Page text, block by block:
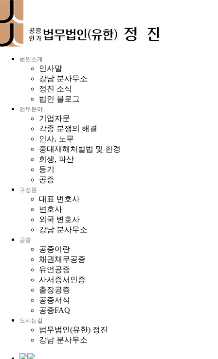
법인소개
인사말
강남 분사무소
정진 소식
법인 블로그
업무분야
기업자문
각종 분쟁의 해결
인사, 노무
중대재해처벌법 및 환경
회생, 파산
등기
공증
구성원
대표 변호사
변호사
외국 변호사
강남 분사무소
공증
공증이란
채권채무공증
유언공증
사서증서인증
출장공증
공증서식
공증FAQ
오시는길
법무법인(유한) 정진
강남 분사무소